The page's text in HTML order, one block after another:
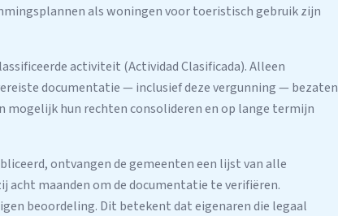
als woningen voor toeristisch gebruik zijn
activiteit (Actividad Clasificada). Alleen
documentatie — inclusief deze vergunning — bezaten
mogelijk hun rechten consolideren en op lange termijn
ontvangen de gemeenten een lijst van alle
acht maanden om de documentatie te verifiëren.
beoordeling. Dit betekent dat eigenaren die legaal